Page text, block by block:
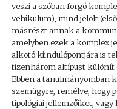
veszi a szóban forgó
vehikulum), mind jelölt
másrészt annak a
amelyben ezek a komplex
alkotó kiindulópontjára is
tizenhárom altípust különít
Ebben a tanulmányomban
szemügyre, remélve, hogy
tipológiai jellemzőiket,